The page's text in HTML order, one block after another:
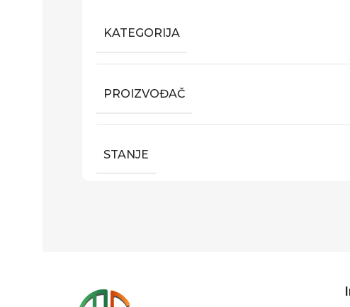
KATEGORIJA
PROIZVOĐAČ
STANJE